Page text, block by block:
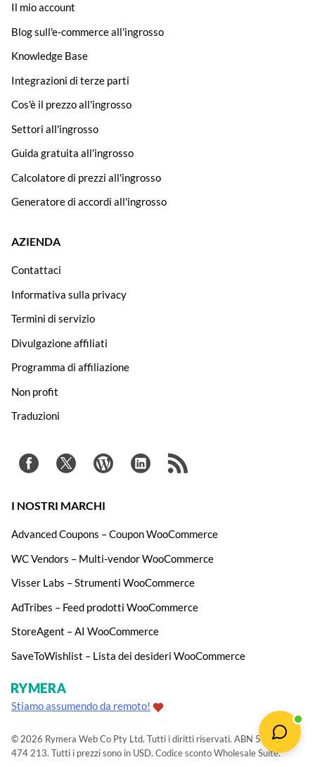
Il mio account
Blog sull'e-commerce all'ingrosso
Knowledge Base
Integrazioni di terze parti
Cos'è il prezzo all'ingrosso
Settori all'ingrosso
Guida gratuita all'ingrosso
Calcolatore di prezzi all'ingrosso
Generatore di accordi all'ingrosso
AZIENDA
Contattaci
Informativa sulla privacy
Termini di servizio
Divulgazione affiliati
Programma di affiliazione
Non profit
Traduzioni
I NOSTRI MARCHI
Advanced Coupons – Coupon WooCommerce
WC Vendors – Multi-vendor WooCommerce
Visser Labs – Strumenti WooCommerce
AdTribes – Feed prodotti WooCommerce
StoreAgent – AI WooCommerce
SaveToWishlist – Lista dei desideri WooCommerce
Stiamo assumendo da remoto!
© 2026 Rymera Web Co Pty Ltd. Tutti i diritti riservati. ABN 51 604
474 213. Tutti i prezzi sono in USD. Codice sconto Wholesale Suite.